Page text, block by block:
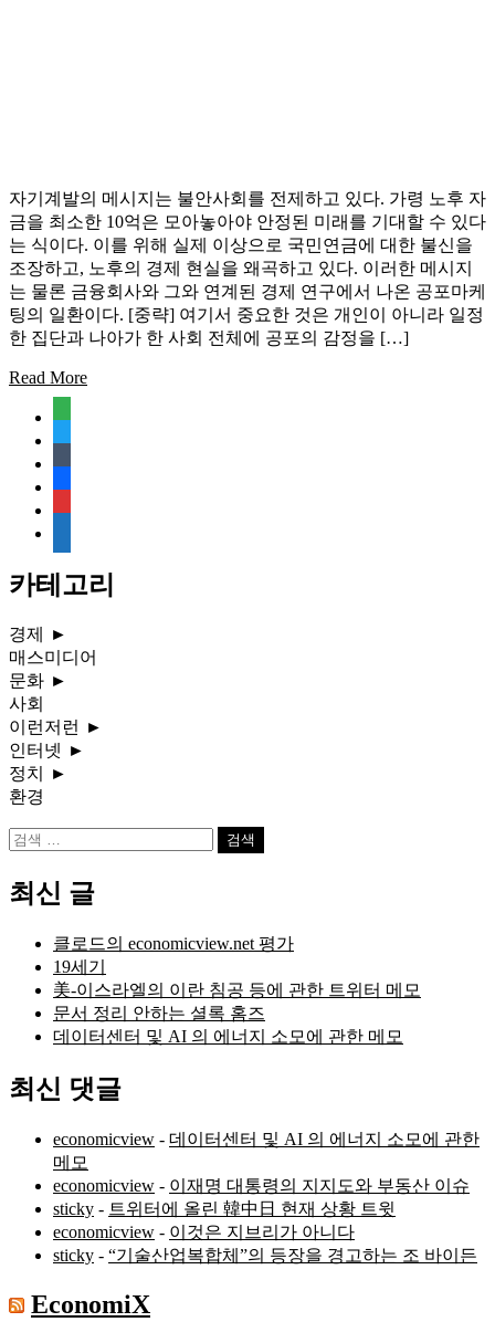
자기계발의 메시지는 불안사회를 전제하고 있다. 가령 노후 자
금을 최소한 10억은 모아놓아야 안정된 미래를 기대할 수 있다
는 식이다. 이를 위해 실제 이상으로 국민연금에 대한 불신을
조장하고, 노후의 경제 현실을 왜곡하고 있다. 이러한 메시지
는 물론 금융회사와 그와 연계된 경제 연구에서 나온 공포마케
팅의 일환이다. [중략] 여기서 중요한 것은 개인이 아니라 일정
한 집단과 나아가 한 사회 전체에 공포의 감정을 […]
Read More
document
카테고리
경제
►
매스미디어
문화 ►
사회
이런저런 ►
인터넷 ►
정치
►
환경
검
최신 글
클로드의 economicview.net 평가
19세기
美-이스라엘의 이란 침공 등에 관한 트위터 메모
문서 정리 안하는 셜록 홈즈
데이터센터 및 AI 의 에너지 소모에 관한 메모
최신 댓글
economicview - 데이터센터 및 AI 의 에너지 소모에 관한
메모
economicview - 이재명 대통령의 지지도와 부동산 이슈
sticky - 트위터에 올린 韓中日 현재 상황 트윗
economicview - 이것은 지브리가 아니다
sticky - “기술산업복합체”의 등장을 경고하는 조 바이든
EconomiX